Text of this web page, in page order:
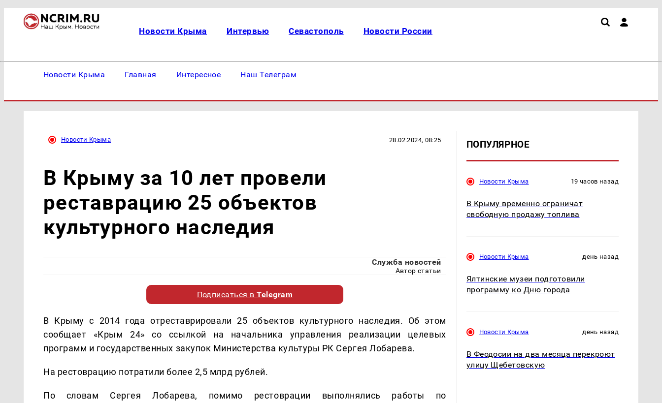
Новости Крыма Интервью Севастополь Новости России
Новости Крыма Главная Интересное Наш Телеграм
Новости Крыма 28.02.2024, 08:25
В Крыму за 10 лет провели
реставрацию 25 объектов
культурного наследия
Служба новостей
Автор статьи
Подписаться вTelegram
В Крыму с 2014 года отреставрировали 25 объектов культурного наследия. Об этом
сообщает «Крым 24» со ссылкой на начальника управления реализации целевых
программ и государственных закупок Министерства культуры РК Сергея Лобарева.
На рестоврацию потратили более 2,5 млрд рублей.
По словам Сергея Лобарева, помимо рестоврации выполнялись работы по
ПОПУЛЯРНОЕ
Новости Крыма 19 часов назад
В Крыму временно ограничат
свободную продажу топлива
Новости Крыма день назад
Ялтинские музеи подготовили
программу ко Дню города
Новости Крыма день назад
В Феодосии на два месяца перекроют
улицу Щебетовскую